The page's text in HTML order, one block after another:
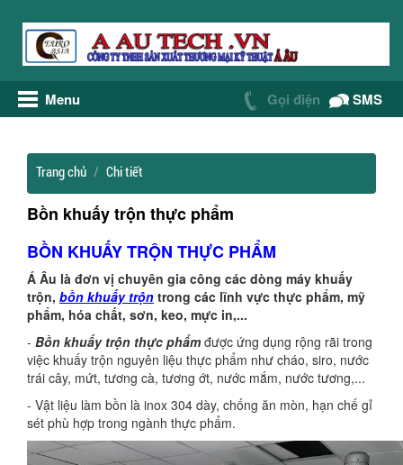
Menu Gọi điện SMS
Trang chủ Chi tiết
Bồn khuấy trộn thực phẩm
BỒN KHUẤY TRỘN THỰC PHẨM
Á Âu là đơn vị chuyên gia công các dòng máy khuấy
trộn, bồn khuấy trộn trong các lĩnh vực thực phẩm, mỹ
phẩm, hóa chất, sơn, keo, mực in,...
- Bồn khuấy trộn thực phẩmđược ứng dụng rộng rãi trong
việc khuấy trộn nguyên liệu thực phẩm như cháo, siro, nước
trái cây, mứt, tương cà, tương ớt, nước mắm, nước tương,...
- Vật liệu làm bồn là inox 304 dày, chống ăn mòn, hạn chế gỉ
sét phù hợp trong ngành thực phẩm.